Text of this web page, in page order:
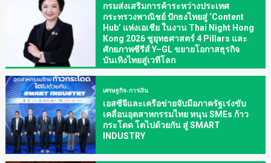
กรมส่งเสริมการค้าระหว่างประเทศ
กระทรวงพาณิชย์ ปักธงไทยสู่ ‘Content
Hub’ แห่งเอเชีย ในงาน Thai Night Hong
Kong 2026 ชูยุทธศาสตร์ 4 Pillars และ
ศักยภาพซีรีส์ Y–GL ขยายโอกาสธุรกิจ
บันเทิงไทยสู่เวทีโลก
เศรษฐกิจ-การเงิน
เอสซีจีและเครือข่ายจับมือภาครัฐเร่งขับ
เคลื่อนอุตสาหกรรมไทย หนุน SMEs ก้าว
กระโดด โตไปด้วยกัน สู่ SMART
INDUSTRY